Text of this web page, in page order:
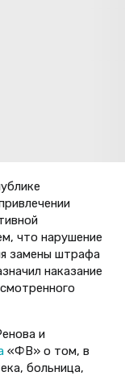
что нарушение
замены штрафа
наказание
и
«ФВ» о том, в
больница,